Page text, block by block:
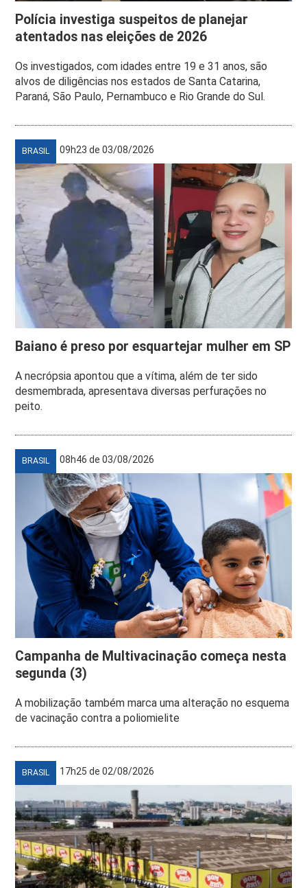
Polícia investiga suspeitos de planejar
atentados nas eleições de 2026
Os investigados, com idades entre 19 e 31 anos, são
alvos de diligências nos estados de Santa Catarina,
Paraná, São Paulo, Pernambuco e Rio Grande do Sul.
BRASIL 09h23 de 03/08/2026
Baiano é preso por esquartejar mulher em SP
A necrópsia apontou que a vítima, além de ter sido
desmembrada, apresentava diversas perfurações no
peito.
BRASIL 08h46 de 03/08/2026
Campanha de Multivacinação começa nesta
segunda (3)
A mobilização também marca uma alteração no esquema
de vacinação contra a poliomielite
BRASIL 17h25 de 02/08/2026